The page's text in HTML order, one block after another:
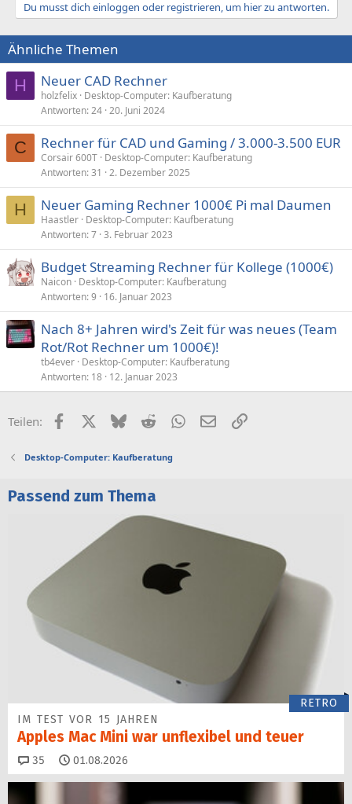
Du musst dich einloggen oder registrieren, um hier zu antworten.
Ähnliche Themen
H Neuer CAD Rechner
holzfelix Desktop-Computer: Kaufberatung
Antworten 24 20. Juni 2024
C Rechner für CAD und Gaming / 3.000-3.500 EUR
Corsair 600T Desktop-Computer: Kaufberatung
Antworten 31 2. Dezember 2025
H Neuer Gaming Rechner 1000€ Pi mal Daumen
Haastler Desktop-Computer: Kaufberatung
Antworten 7 3. Februar 2023
Budget Streaming Rechner für Kollege (1000€)
Naicon Desktop-Computer: Kaufberatung
Antworten 9 16. Januar 2023
Nach 8+ Jahren wird's Zeit für was neues (Team
Rot/Rot Rechner um 1000€)!
tb4ever Desktop-Computer: Kaufberatung
Antworten 18 12. Januar 2023
Teilen: FacebookX (Twitter)
BlueskyRedditWhatsApp
E-MailLink
Desktop-Computer: Kaufberatung
Passend zum Thema
RETRO
IM TEST VOR 15 JAHREN
Apples Mac Mini war unflexibel und teuer
35 Kommentare
01.08.2026